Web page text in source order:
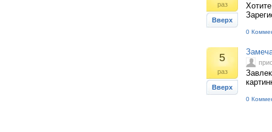
раз
Вверх
0
5
раз
Вверх
0